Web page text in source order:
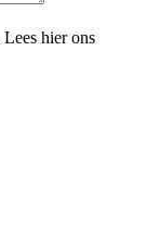
Lees hier ons